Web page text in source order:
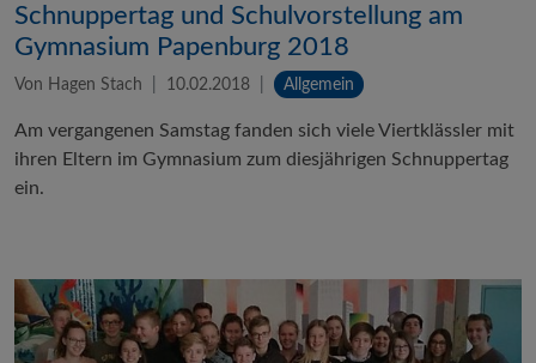
Schnuppertag und Schulvorstellung am
Gymnasium Papenburg 2018
Von Hagen Stach 10.02.2018 Allgemein
Am vergangenen Samstag fanden sich viele Viertklässler mit
ihren Eltern im Gymnasium zum diesjährigen Schnuppertag
ein.